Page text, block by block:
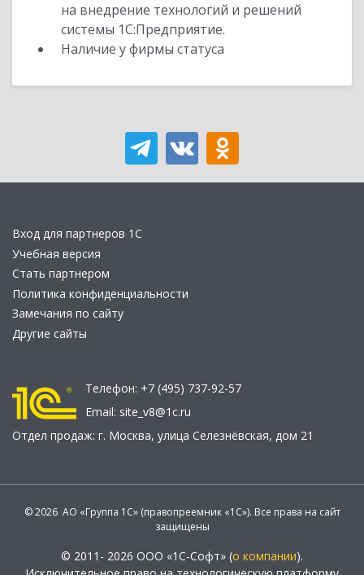
на внедрение технологий и решений
системы 1С:Предприятие.
Наличие у фирмы статуса
Вход для партнеров 1С
Учебная версия
Стать партнером
Политика конфиденциальности
Замечания по сайту
Другие сайты
Телефон: +7 (495) 737-92-57
Email: site_v8@1c.ru
Отдел продаж: г. Москва, улица Селезнёвская, дом 21
© 2026 АО «Группа 1С» (правопреемник «1С»). Все права на сайт
защищены
© 2011- 2026 ООО «1С-Софт» (о компании).